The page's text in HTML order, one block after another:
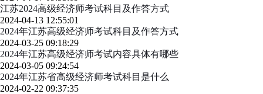
江苏2024高级经济师考试科目及作答方式
2024-04-13 12:55:01
2024年江苏高级经济师考试科目及作答方式
2024-03-25 09:18:29
2024年江苏高级经济师考试内容具体有哪些
2024-03-05 09:24:54
2024年江苏省高级经济师考试科目是什么
2024-02-22 09:37:35